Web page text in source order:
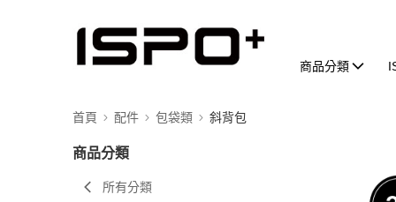
商品分類
首頁 配件 包袋類 斜背包
商品分類
所有分類